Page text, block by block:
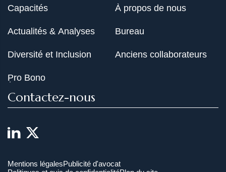
Capacités
Actualités & Analyses
Diversité et Inclusion
Pro Bono
À propos de nous
Bureau
Anciens collaborateurs
Contactez-nous
Mentions légalesPublicité d'avocat